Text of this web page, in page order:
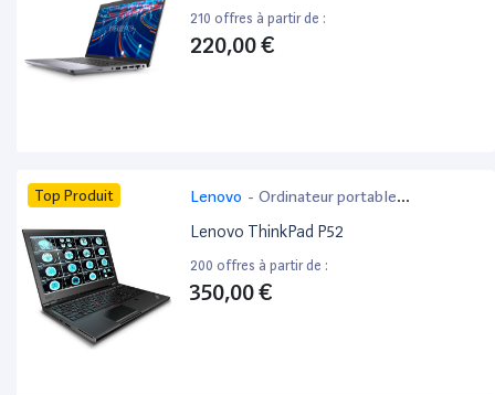
210 offres à partir de :
220,00 €
Top Produit Lenovo - Ordinateur portable
bureautique
Lenovo ThinkPad P52
200 offres à partir de :
350,00 €